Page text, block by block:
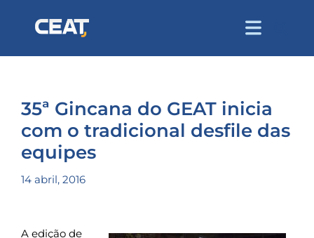
35ª Gincana do GEAT inicia
com o tradicional desfile das
equipes
14 abril, 2016
A edição de